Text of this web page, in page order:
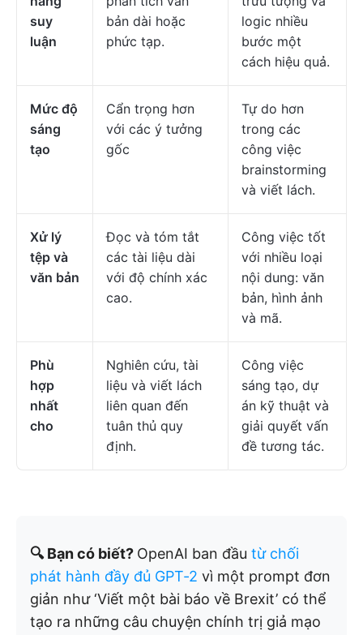
suy
luận
bản dài hoặc
phức tạp.
logic nhiều
bước một
cách hiệu quả.
Mức độ
sáng
tạo
Cẩn trọng hơn
với các ý tưởng
gốc
Tự do hơn
trong các
công việc
brainstorming
và viết lách.
Xử lý
tệp và
văn bản
Đọc và tóm tắt
các tài liệu dài
với độ chính xác
cao.
Công việc tốt
với nhiều loại
nội dung: văn
bản, hình ảnh
và mã.
Phù
hợp
nhất
cho
Nghiên cứu, tài
liệu và viết lách
liên quan đến
tuân thủ quy
định.
Công việc
sáng tạo, dự
án kỹ thuật và
giải quyết vấn
đề tương tác.
🔍 Bạn có biết? OpenAI ban đầu từ chối
phát hành đầy đủ GPT-2 vì một prompt đơn
giản như ‘Viết một bài báo về Brexit’ có thể
tạo ra những câu chuyện chính trị giả mạo